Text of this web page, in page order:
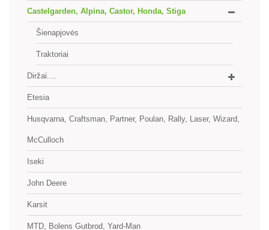
Castelgarden, Alpina, Castor, Honda, Stiga
Šienapjovės
Traktoriai
Diržai....
Etesia
Husqvarna, Craftsman, Partner, Poulan, Rally, Laser, Wizard,
McCulloch
Iseki
John Deere
Karsit
MTD, Bolens Gutbrod, Yard-Man